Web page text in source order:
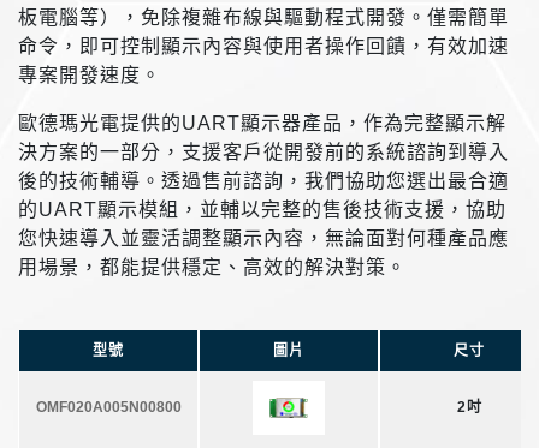
板電腦等），免除複雜布線與驅動程式開發。僅需簡單
命令，即可控制顯示內容與使用者操作回饋，有效加速
專案開發速度。
歐德瑪光電提供的UART顯示器產品，作為完整顯示解
決方案的一部分，支援客戶從開發前的系統諮詢到導入
後的技術輔導。透過售前諮詢，我們協助您選出最合適
的UART顯示模組，並輔以完整的售後技術支援，協助
您快速導入並靈活調整顯示內容，無論面對何種產品應
用場景，都能提供穩定、高效的解決對策。
型號 圖片 尺寸
OMF020A005N00800 2吋